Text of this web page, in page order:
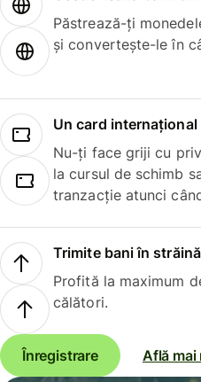
Păstrează-ți
și convertește-le în
Un card internațional
Nu-ți face griji cu
la cursul de schimb
tranzacție atunci
Trimite bani în
Profită la maximum
călători.
Înregistrare Află mai